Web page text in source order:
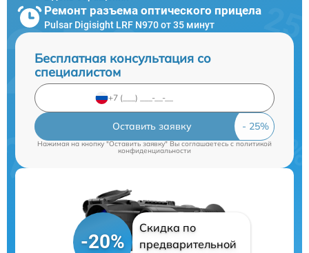
Ремонт разъема оптического прицела
Pulsar Digisight LRF N970 от 35 минут
Бесплатная консультация со
специалистом
Оставить заявку
Нажимая на кнопку "Оставить заявку" Вы соглашаетесь cполитикой
конфиденциальности
-20%
Скидка по
предварительной